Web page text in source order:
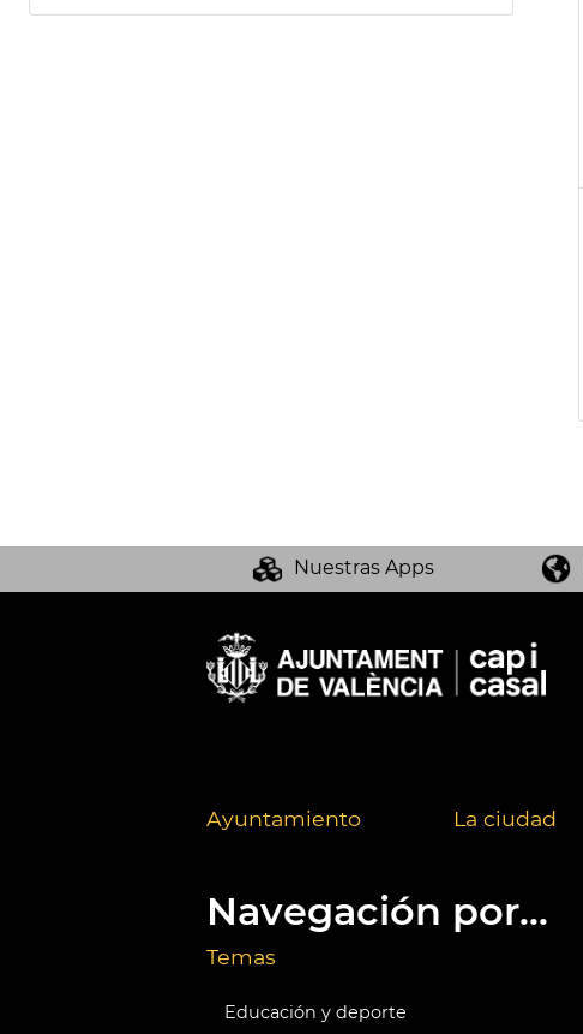
Nuestras Apps
Ayuntamiento La ciudad
Navegación por...
Temas
Educación y deporte